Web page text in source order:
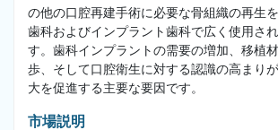
の他の口腔再建手術に必要な骨組織の再生
歯科およびインプラント歯科で広く使用さ
す。歯科インプラントの需要の増加、移植
歩、そして口腔衛生に対する認識の高まり
大を促進する主要な要因です。
市場説明